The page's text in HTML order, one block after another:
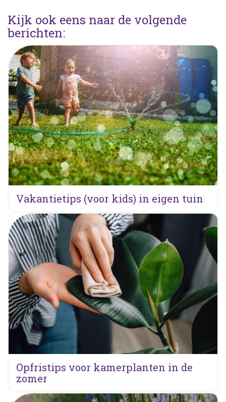
Kijk ook eens naar de volgende
berichten:
Vakantietips (voor kids) in eigen tuin
Opfristips voor kamerplanten in de
zomer